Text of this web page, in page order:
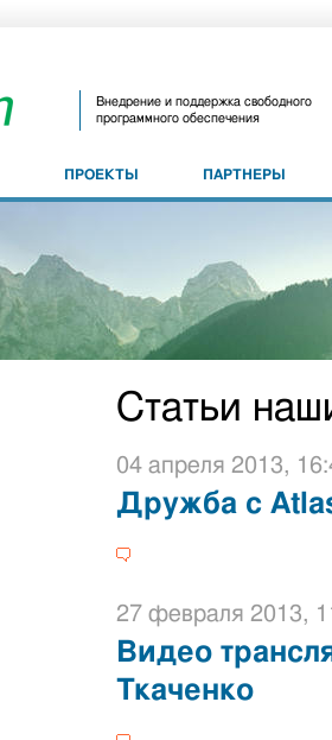
Внедрение и поддержка свободного
программного обеспечения
ПРОЕКТЫ ПАРТНЕРЫ
Статьи
04 апреля 2013,
Дружба с
27 февраля 2013,
Видео
Ткаченко